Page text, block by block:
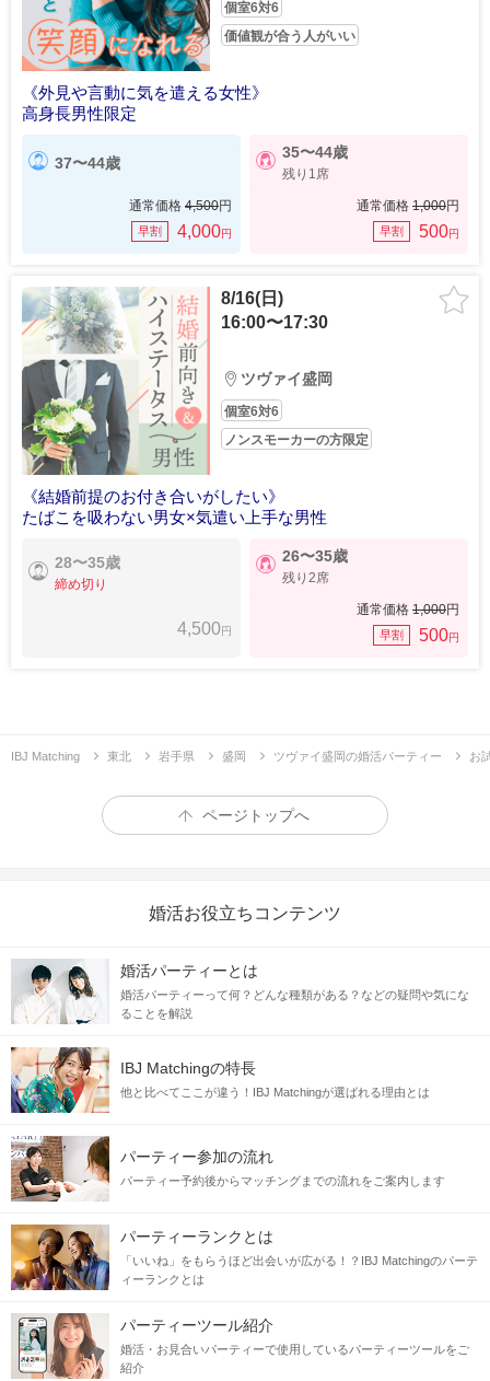
個室6対6
価値観が合う人がいい
《外見や言動に気を遣える女性》
高身長男性限定
37〜44歳
通常価格 4,500円
早割 4,000円
35〜44歳
残り1席
通常価格 1,000円
早割 500円
8/16(日)
16:00〜17:30
ツヴァイ盛岡
個室6対6
ノンスモーカーの方限定
《結婚前提のお付き合いがしたい》
たばこを吸わない男女×気遣い上手な男性
28〜35歳
締め切り
4,500円
26〜35歳
残り2席
通常価格 1,000円
早割 500円
IBJ Matching 東北 岩手県 盛岡 ツヴァイ盛岡の婚活パーティー お
ページトップへ
婚活お役立ちコンテンツ
婚活パーティーとは
婚活パーティーって何？どんな種類がある？などの疑問や気にな
ることを解説
IBJ Matchingの特長
他と比べてここが違う！IBJ Matchingが選ばれる理由とは
パーティー参加の流れ
パーティー予約後からマッチングまでの流れをご案内します
パーティーランクとは
「いいね」をもらうほど出会いが広がる！？IBJ Matchingのパーテ
ィーランクとは
パーティーツール紹介
婚活・お見合いパーティーで使用しているパーティーツールをご
紹介